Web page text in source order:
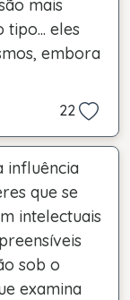
mais
eles
embora
22
influência
que se
intelectuais
sob o
examina